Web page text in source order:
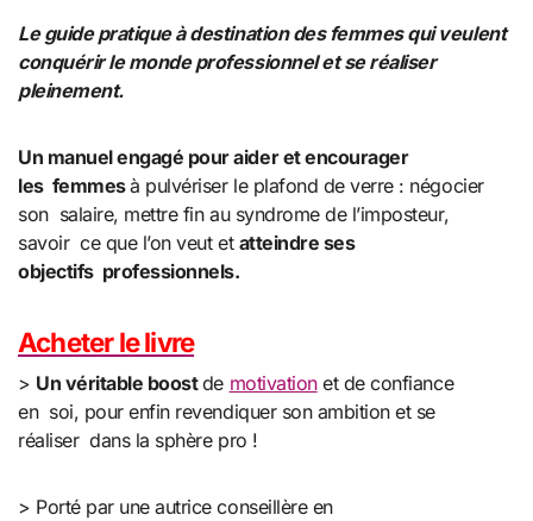
Le guide pratique à destination des femmes qui veulent
conquérir le monde professionnel et se réaliser
pleinement.
Un manuel engagé pour aider et encourager
les femmesà pulvériser le plafond de verre : négocier
son salaire, mettre fin au syndrome de l’imposteur,
savoir ce que l’on veut et atteindre ses
objectifs professionnels.
Acheter le livre
> Un véritable boostde motivationet de confiance
en soi, pour enfin revendiquer son ambition et se
réaliser dans la sphère pro !
> Porté par une autrice conseillère en